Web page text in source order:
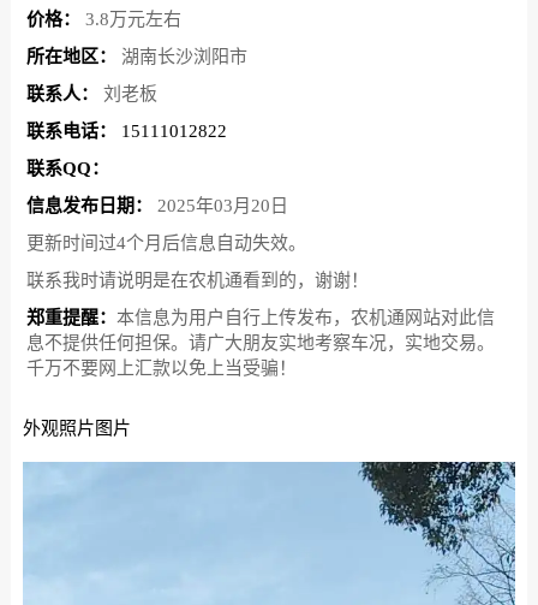
价格：
3.8万元左右
所在地区：
湖南长沙浏阳市
联系人：
刘老板
联系电话：
15111012822
联系QQ：
信息发布日期：
2025年03月20日
更新时间过4个月后信息自动失效。
联系我时请说明是在农机通看到的，谢谢！
郑重提醒： 本信息为用户自行上传发布，农机通网站对此信
息不提供任何担保。请广大朋友实地考察车况，实地交易。
千万不要网上汇款以免上当受骗！
外观照片图片